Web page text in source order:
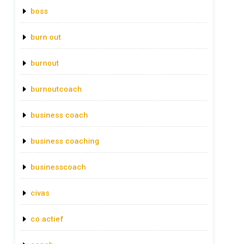
boss
burn out
burnout
burnoutcoach
business coach
business coaching
businesscoach
civas
co actief